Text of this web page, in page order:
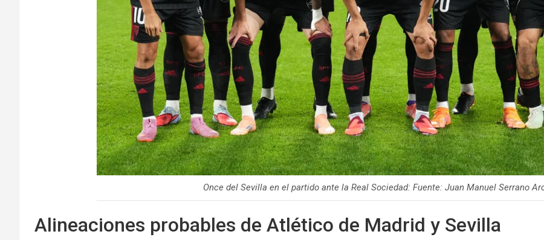
Once del Sevilla en el partido ante la Real Sociedad: Fuente: Juan Manuel Serrano
Alineaciones probables de Atlético de Madrid y Sevilla